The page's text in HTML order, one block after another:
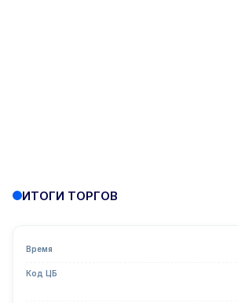
ИТОГИ ТОРГОВ
Время
Код ЦБ